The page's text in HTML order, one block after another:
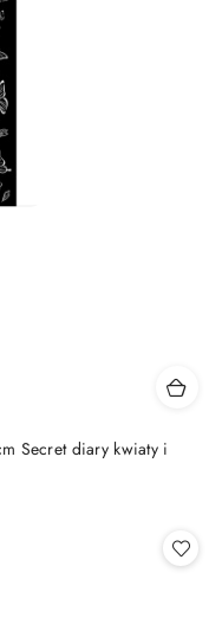
Secret diary kwiaty i